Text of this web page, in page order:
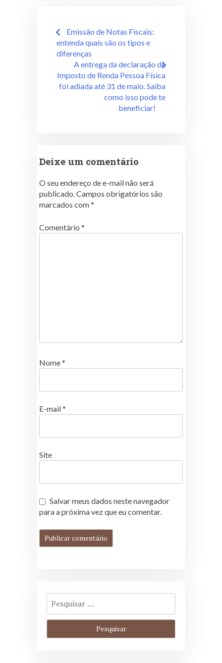
Emissão de Notas Fiscais:
entenda quais são os tipos e
diferenças
A entrega da declaração de
Imposto de Renda Pessoa Física
foi adiada até 31 de maio. Saiba
como isso pode te
beneficiar!
Deixe um comentário
O seu endereço de e-mail não será
publicado.Campos obrigatórios são
marcados com*
Comentário *
Nome*
E-mail*
Site
Salvar meus dados neste navegador
para a próxima vez que eu comentar.